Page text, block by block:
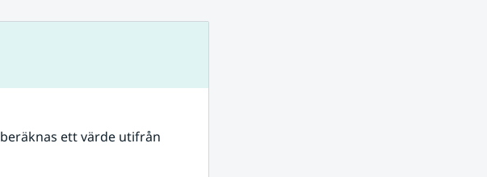
ett värde utifrån